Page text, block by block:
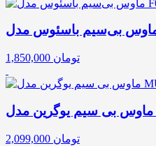
1,850,000 تومان
2,099,000 تومان